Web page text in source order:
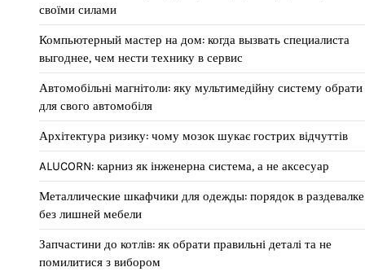
своїми силами
Компьютерный мастер на дом: когда вызвать специалиста
выгоднее, чем нести технику в сервис
Автомобільні магнітоли: яку мультимедійну систему обрати
для свого автомобіля
Архітектура ризику: чому мозок шукає гострих відчуттів
ALUCORN: карниз як інженерна система, а не аксесуар
Металлические шкафчики для одежды: порядок в раздевалке
без лишней мебели
Запчастини до котлів: як обрати правильні деталі та не
помилитися з вибором